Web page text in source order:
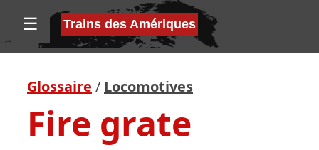
☰ Trains des Amériques
Glossaire / Locomotives
Fire grate